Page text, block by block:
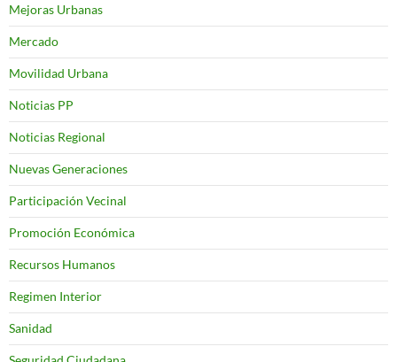
Mejoras Urbanas
Mercado
Movilidad Urbana
Noticias PP
Noticias Regional
Nuevas Generaciones
Participación Vecinal
Promoción Económica
Recursos Humanos
Regimen Interior
Sanidad